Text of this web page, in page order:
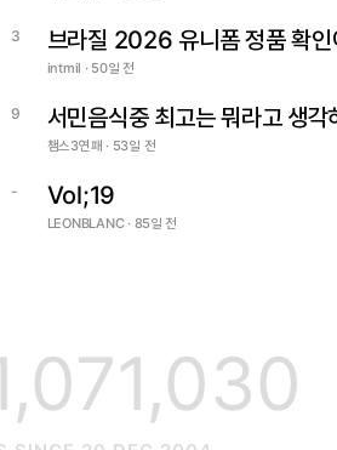
3
intmil · 50일 전
9 서민음식중 최고는 뭐라고 생각
챔스3연패 · 53일 전
- Vol;19
LEONBLANC · 85일 전